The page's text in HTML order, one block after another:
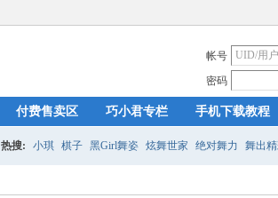
帐号
密码
付费售卖区 巧小君专栏 手机下载教程
热搜: 小琪 棋子 黑Girl舞姿 炫舞世家 绝对舞力 舞出